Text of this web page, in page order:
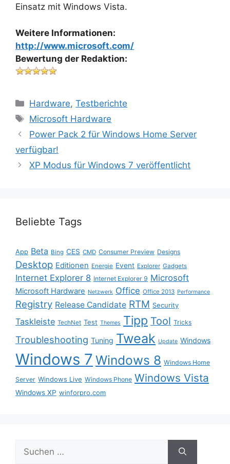
Einsatz mit Windows Vista.
Weitere Informationen:
http://www.microsoft.com/
Bewertung der Redaktion:
Kategorien
Hardware,Testberichte
Schlagwörter
Microsoft Hardware
Power Pack 2 für Windows Home Server
verfügbar!
XP Modus für Windows 7 veröffentlicht
Beliebte Tags
App Beta Bing CES CMD Consumer Preview Designs
Desktop Editionen Energie Event Explorer Gadgets
Internet Explorer 8 Internet Explorer 9 Microsoft
Microsoft Hardware Netzwerk Office Office 2013 Performance
Registry Release Candidate RTM Security
Taskleiste TechNet Test Themes Tipp Tool Tricks
Troubleshooting Tuning Tweak Update Windows
Windows 7 Windows 8 Windows Home
Server Windows Live Windows Phone Windows Vista
Windows XP winforpro.com
nach: